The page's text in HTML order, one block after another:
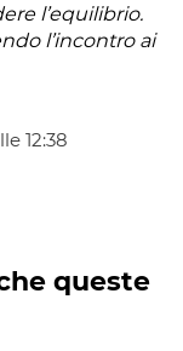
l’equilibrio.
l’incontro ai
12:38
queste